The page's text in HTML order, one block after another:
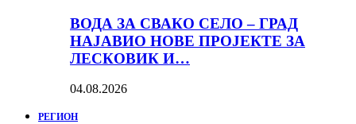
ВОДА ЗА СВАКО СЕЛО – ГРАД
НАЈАВИО НОВЕ ПРОЈЕКТЕ ЗА
ЛЕСКОВИК И…
04.08.2026
РЕГИОН